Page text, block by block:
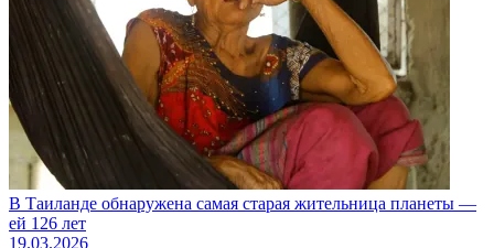
В Таиланде обнаружена самая старая жительница планеты —
ей 126 лет
19.03.2026